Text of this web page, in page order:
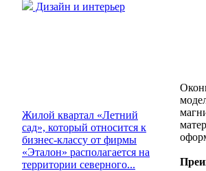
Дизайн и интерьер
Жилой квартал «Летний
сад», который относится к
бизнес-классу от фирмы
«Эталон» располагается на
территории северного...